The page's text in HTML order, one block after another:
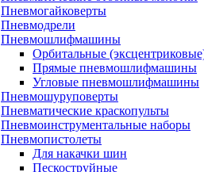
Пневмогайковерты
Пневмодрели
Пневмошлифмашины
Орбитальные
Прямые пневмошлифмашины
Угловые пневмошлифмашины
Пневмошуруповерты
Пневматические краскопульты
Пневмоинструментальные наборы
Пневмопистолеты
Для накачки шин
Пескоструйные